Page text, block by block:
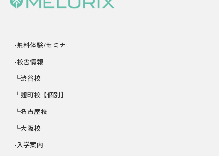
-無料体験/セミナー
-校舎情報
└渋谷校
└麹町校【個別】
└名古屋校
└大阪校
-入学案内